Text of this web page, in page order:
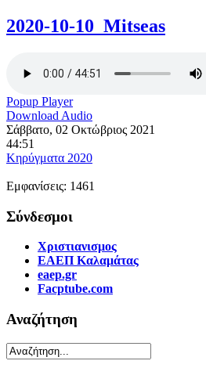
2020-10-10_Mitseas
Popup Player
Download Audio
Σάββατο, 02 Οκτώβριος 2021
44:51
Κηρύγματα 2020
Εμφανίσεις: 1461
Σύνδεσμοι
Χριστιανισμος
ΕΑΕΠ Καλαμάτας
eaep.gr
Facptube.com
Αναζήτηση